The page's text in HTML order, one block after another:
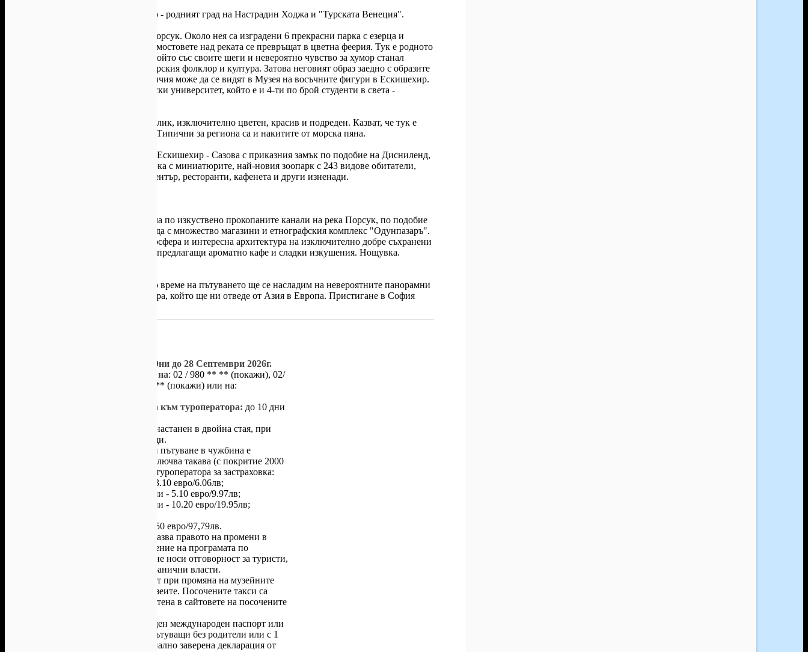
Закуска. Отпътуване към Ескишехир - родният град на Настрадин Ходжа и "Турската Венеция".
През града живописно се вие река Порсук. Около нея са изградени 6 прекрасни парка с езерца и
многобройни забавления, вечер пък мостовете над реката се превръщат в цветна феерия. Тук е родното
място на хитрия Настрадин Ходжа, който със своите шеги и невероятно чувство за хумор станал
известен през вековете и е част от турския фолклор и култура. Затова неговият образ заедно с образите
на много други местни и чужди величия може да се видят в Музея на восъчните фигури в Ескишехир.
В града се намира най-големият турски университет, който е и 4-ти по брой студенти в света -
Ескишехир е град със съвременен облик, изключително цветен, красив и подреден. Казват, че тук е
най-вкусното реване в цяла Турция. Типични за региона са и накитите от морска пяна.
Посещение на най-известния парк в Ескишехир - Сазова с приказния замък по подобие на Дисниленд,
пиратски кораб, приказни герои, парка с миниатюрите, най-новия зоопарк с 243 видове обитатели,
японска градина, изследователски център, ресторанти, кафенета и други изненади.
Свободно време за разходка с гондола по изкуствено прокопаните канали на река Порсук, по подобие
на Венеция, модерния център на града с множество магазини и етнографския комплекс "Одунпазаръ".
Градът впечатлява с автентична атмосфера и интересна архитектура на изключително добре съхранени
пъстроцветни стари къщи, кафенета предлагащи ароматно кафе и сладки изкушения. Нощувка.
Закуска. Отпътуване за България. По време на пътуването ще се насладим на невероятните панорамни
гледки, пресичайки моста над Босфора, който ще ни отведе от Азия в Европа. Пристигане в София
от 10 Юни до 28 Септември 2026г.
С предварителна резервация на: 02 / 980 ** ** (покажи), 02/
087 85* **** (покажи) или на:
Срок за доплащане на сумата към туроператора: до 10 дни
, настанен в двойна стая, при
двама настанени пълноплащащи.
Медицинската застраховка при пътуване в чужбина е
задължителна и офертата не включва такава (с покритие 2000
евро). Може да доплатите към туроператора за застраховка:
- до 65 ненавършени години - 3.10 евро/6.06лв;
- от 65 - 75 ненавършени години - 5.10 евро/9.97лв;
- от 75 - 85 ненавършени години - 10.20 евро/19.95лв;
Доплащане за единична стая - 50 евро/97,79лв.
Туристическата агенция си запазва правото на промени в
последователността на изпълнение на програмата по
независещи от нея причини и не носи отговорност за туристи,
недопуснати от съответните гранични власти.
Агенцията не носи отговорност при промяна на музейните
такси и работното време на музеите. Посочените такси са
съгласно информацията, поместена в сайтовете на посочените
: валиден международен паспорт или
лична карта. За деца до 18 г., пътуващи без родители или с 1
родител е необходима и нотариално заверена декларация от